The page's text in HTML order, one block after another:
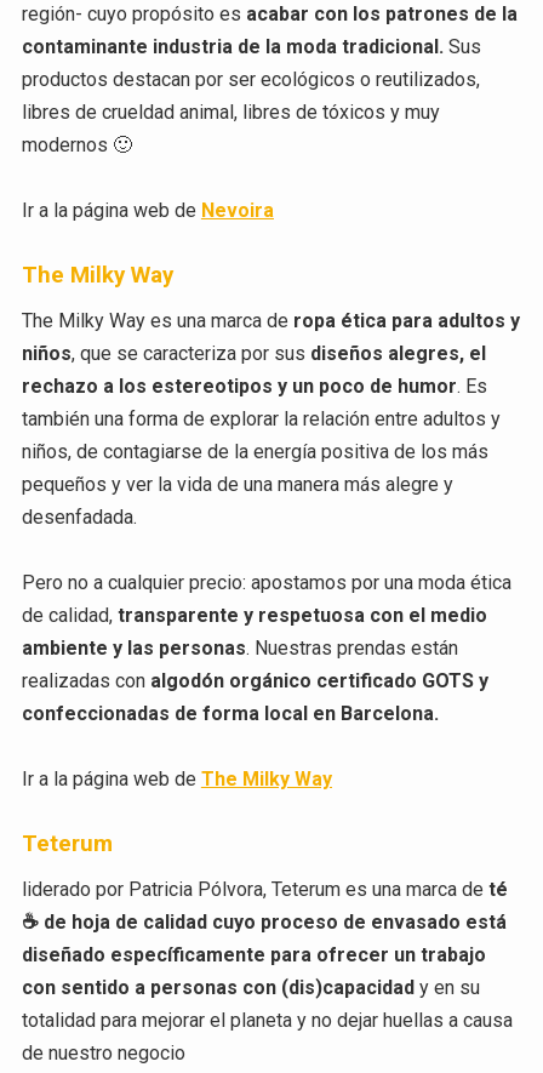
región- cuyo propósito es acabar con los patrones de la
contaminante industria de la moda tradicional. Sus
productos destacan por ser ecológicos o reutilizados,
libres de crueldad animal, libres de tóxicos y muy
modernos 🙂
Ir a la página web de Nevoira
The Milky Way
The Milky Way es una marca de ropa ética para adultos y
niños, que se caracteriza por sus diseños alegres, el
rechazo a los estereotipos y un poco de humor. Es
también una forma de explorar la relación entre adultos y
niños, de contagiarse de la energía positiva de los más
pequeños y ver la vida de una manera más alegre y
desenfadada.
Pero no a cualquier precio: apostamos por una moda ética
de calidad, transparente y respetuosa con el medio
ambiente y las personas. Nuestras prendas están
realizadas con algodón orgánico certificado GOTS y
confeccionadas de forma local en Barcelona.
Ir a la página web de The Milky Way
Teterum
liderado por Patricia Pólvora, Teterum es una marca de té
☕ de hoja de calidad cuyo proceso de envasado está
diseñado específicamente para ofrecer un trabajo
con sentido a personas con (dis)capacidady en su
totalidad para mejorar el planeta y no dejar huellas a causa
de nuestro negocio